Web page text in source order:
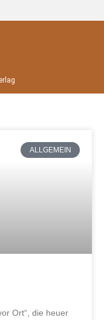
ALLGEMEIN
Ort“, die heuer